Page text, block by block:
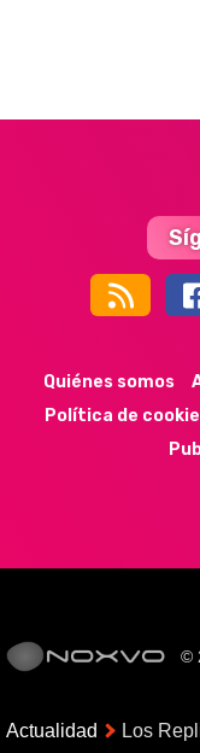
Quiénes somos
Política de
©
Actualidad Los